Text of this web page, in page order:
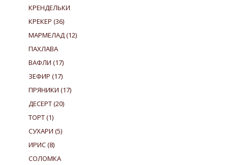
КРЕНДЕЛЬКИ
КРЕКЕР (36)
МАРМЕЛАД(12)
ПАХЛАВА
ВАФЛИ (17)
ЗЕФИР (17)
ПРЯНИКИ (17)
ДЕСЕРТ(20)
ТОРТ(1)
СУХАРИ (5)
ИРИС(8)
СОЛОМКА